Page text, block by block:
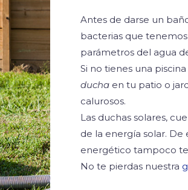
Antes de darse un
bacterias que
parámetros del agua
Si no tienes una
ducha en tu patio o
calurosos.
Las duchas solares,
de la energía solar.
energético tampoco
No te pierdas nuestra